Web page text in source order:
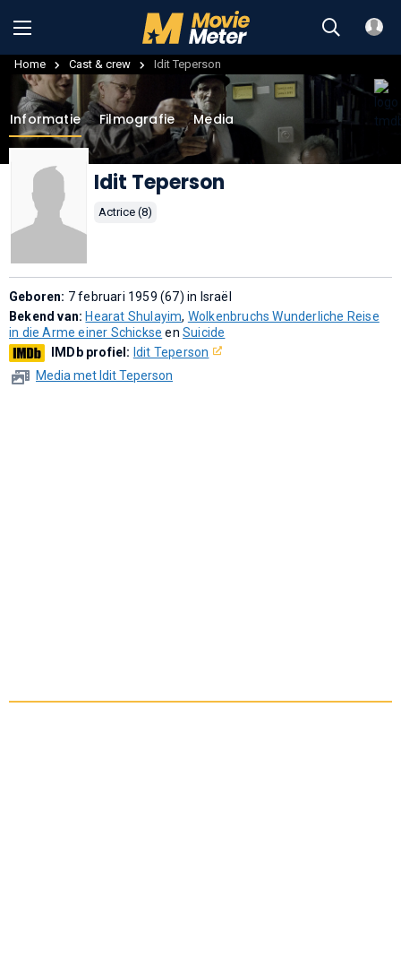
Home Cast & crew Idit Teperson
Informatie Filmografie Media
Idit Teperson
Actrice (8)
Geboren: 7 februari 1959 (67) in Israël
Bekend van: Hearat Shulayim, Wolkenbruchs Wunderliche Reise
in die Arme einer Schickse enSuicide
IMDb profiel: Idit Teperson
Media met Idit Teperson